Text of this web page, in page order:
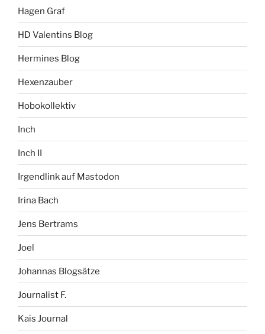
Hagen Graf
HD Valentins Blog
Hermines Blog
Hexenzauber
Hobokollektiv
Inch
Inch II
Irgendlink auf Mastodon
Irina Bach
Jens Bertrams
Joel
Johannas Blogsätze
Journalist F.
Kais Journal